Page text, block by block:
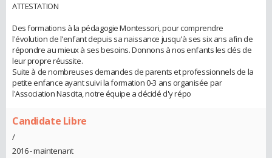
ATTESTATION
Des formations à la pédagogie Montessori, pour comprendre
l'évolution de l'enfant depuis sa naissance jusqu'à ses six ans afin de
répondre au mieux à ses besoins. Donnons à nos enfants les clés de
leur propre réussite.
Suite à de nombreuses demandes de parents et professionnels de la
petite enfance ayant suivi la formation 0-3 ans organisée par
l'Association Nascita, notre équipe a décidé d'y répo
Candidate Libre
/
2016 - maintenant